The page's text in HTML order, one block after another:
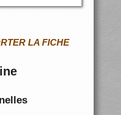
LA FICHE